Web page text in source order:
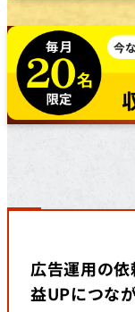
広告運用の
益UPにつな